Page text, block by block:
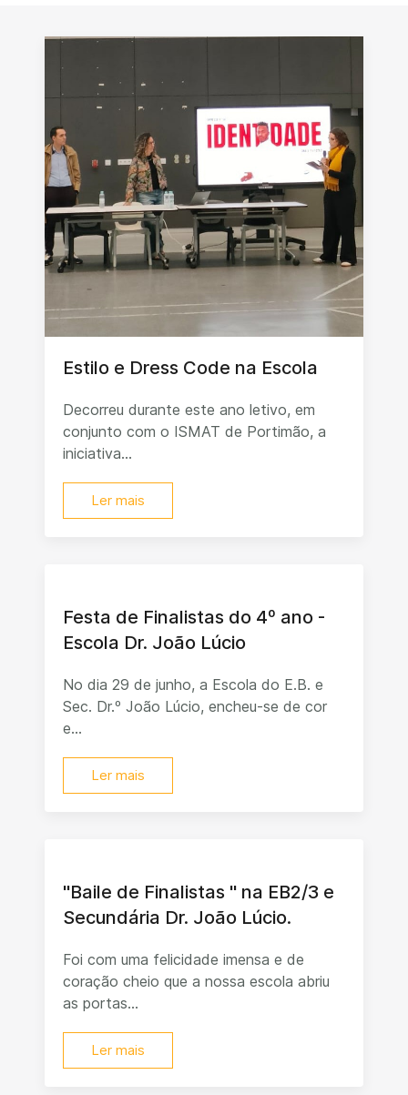
Estilo e Dress Code na Escola
Decorreu durante este ano letivo, em
conjunto com o ISMAT de Portimão, a
iniciativa...
Ler mais
Festa de Finalistas do 4º ano -
Escola Dr. João Lúcio
No dia 29 de junho, a Escola do E.B. e
Sec. Dr.º João Lúcio, encheu-se de cor
e...
Ler mais
"Baile de Finalistas " na EB2/3 e
Secundária Dr. João Lúcio.
Foi com uma felicidade imensa e de
coração cheio que a nossa escola abriu
as portas...
Ler mais